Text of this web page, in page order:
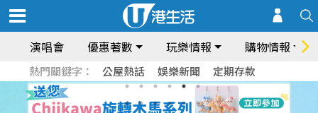
演唱會 優惠著數 玩樂情報 購物情報
熱門關鍵字： 公屋熱話 娛樂新聞 定期存款